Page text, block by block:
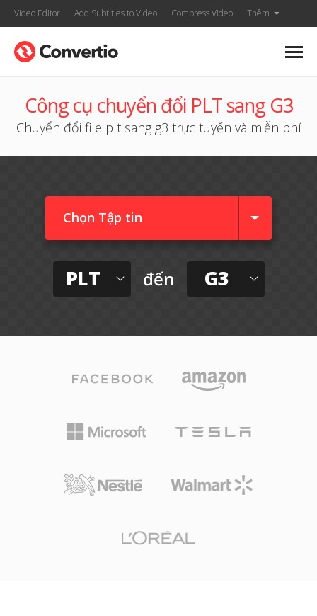
Video Editor Add Subtitles to Video Compress Video Thêm
Công cụ chuyển đổi PLT sang G3
Chuyển đổi file plt sang g3 trực tuyến và miễn phí
Chọn Tập tin
PLT đến G3